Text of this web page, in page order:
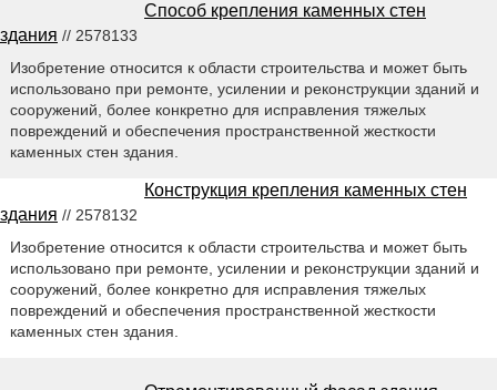
Способ крепления каменных стен
здания // 2578133
Изобретение относится к области строительства и может быть
использовано при ремонте, усилении и реконструкции зданий и
сооружений, более конкретно для исправления тяжелых
повреждений и обеспечения пространственной жесткости
каменных стен здания.
Конструкция крепления каменных стен
здания // 2578132
Изобретение относится к области строительства и может быть
использовано при ремонте, усилении и реконструкции зданий и
сооружений, более конкретно для исправления тяжелых
повреждений и обеспечения пространственной жесткости
каменных стен здания.